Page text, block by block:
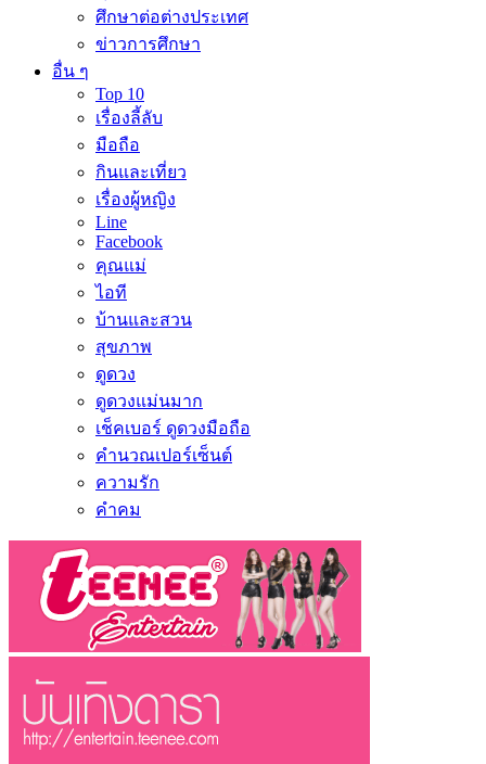
ศึกษาต่อต่างประเทศ
ข่าวการศึกษา
อื่น ๆ
Top 10
เรื่องลี้ลับ
มือถือ
กินและเที่ยว
เรื่องผู้หญิง
Line
Facebook
คุณแม่
ไอที
บ้านและสวน
สุขภาพ
ดูดวง
ดูดวงแม่นมาก
เช็คเบอร์ ดูดวงมือถือ
คำนวณเปอร์เซ็นต์
ความรัก
คำคม